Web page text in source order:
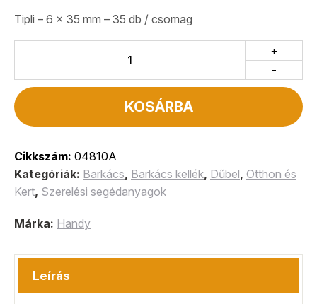
Tipli – 6 x 35 mm – 35 db / csomag
-
+
KOSÁRBA
Cikkszám: 04810A
Kategóriák: Barkács, Barkács kellék, Dűbel, Otthon és
Kert, Szerelési segédanyagok
Márka: Handy
Leírás